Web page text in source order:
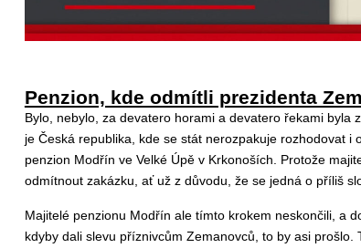
Penzion, kde odmítli prezidenta
Bylo, nebylo, za devatero horami a devatero řekami
je Česká republika, kde se stát nerozpakuje rozhodovat
penzion Modřín ve Velké Úpě v Krkonoších. Protože
odmítnout zakázku, ať už z důvodu, že se jedná o příliš
Majitelé penzionu Modřín ale tímto krokem neskončili, a
kdyby dali slevu příznivcům Zemanovců, to by asi